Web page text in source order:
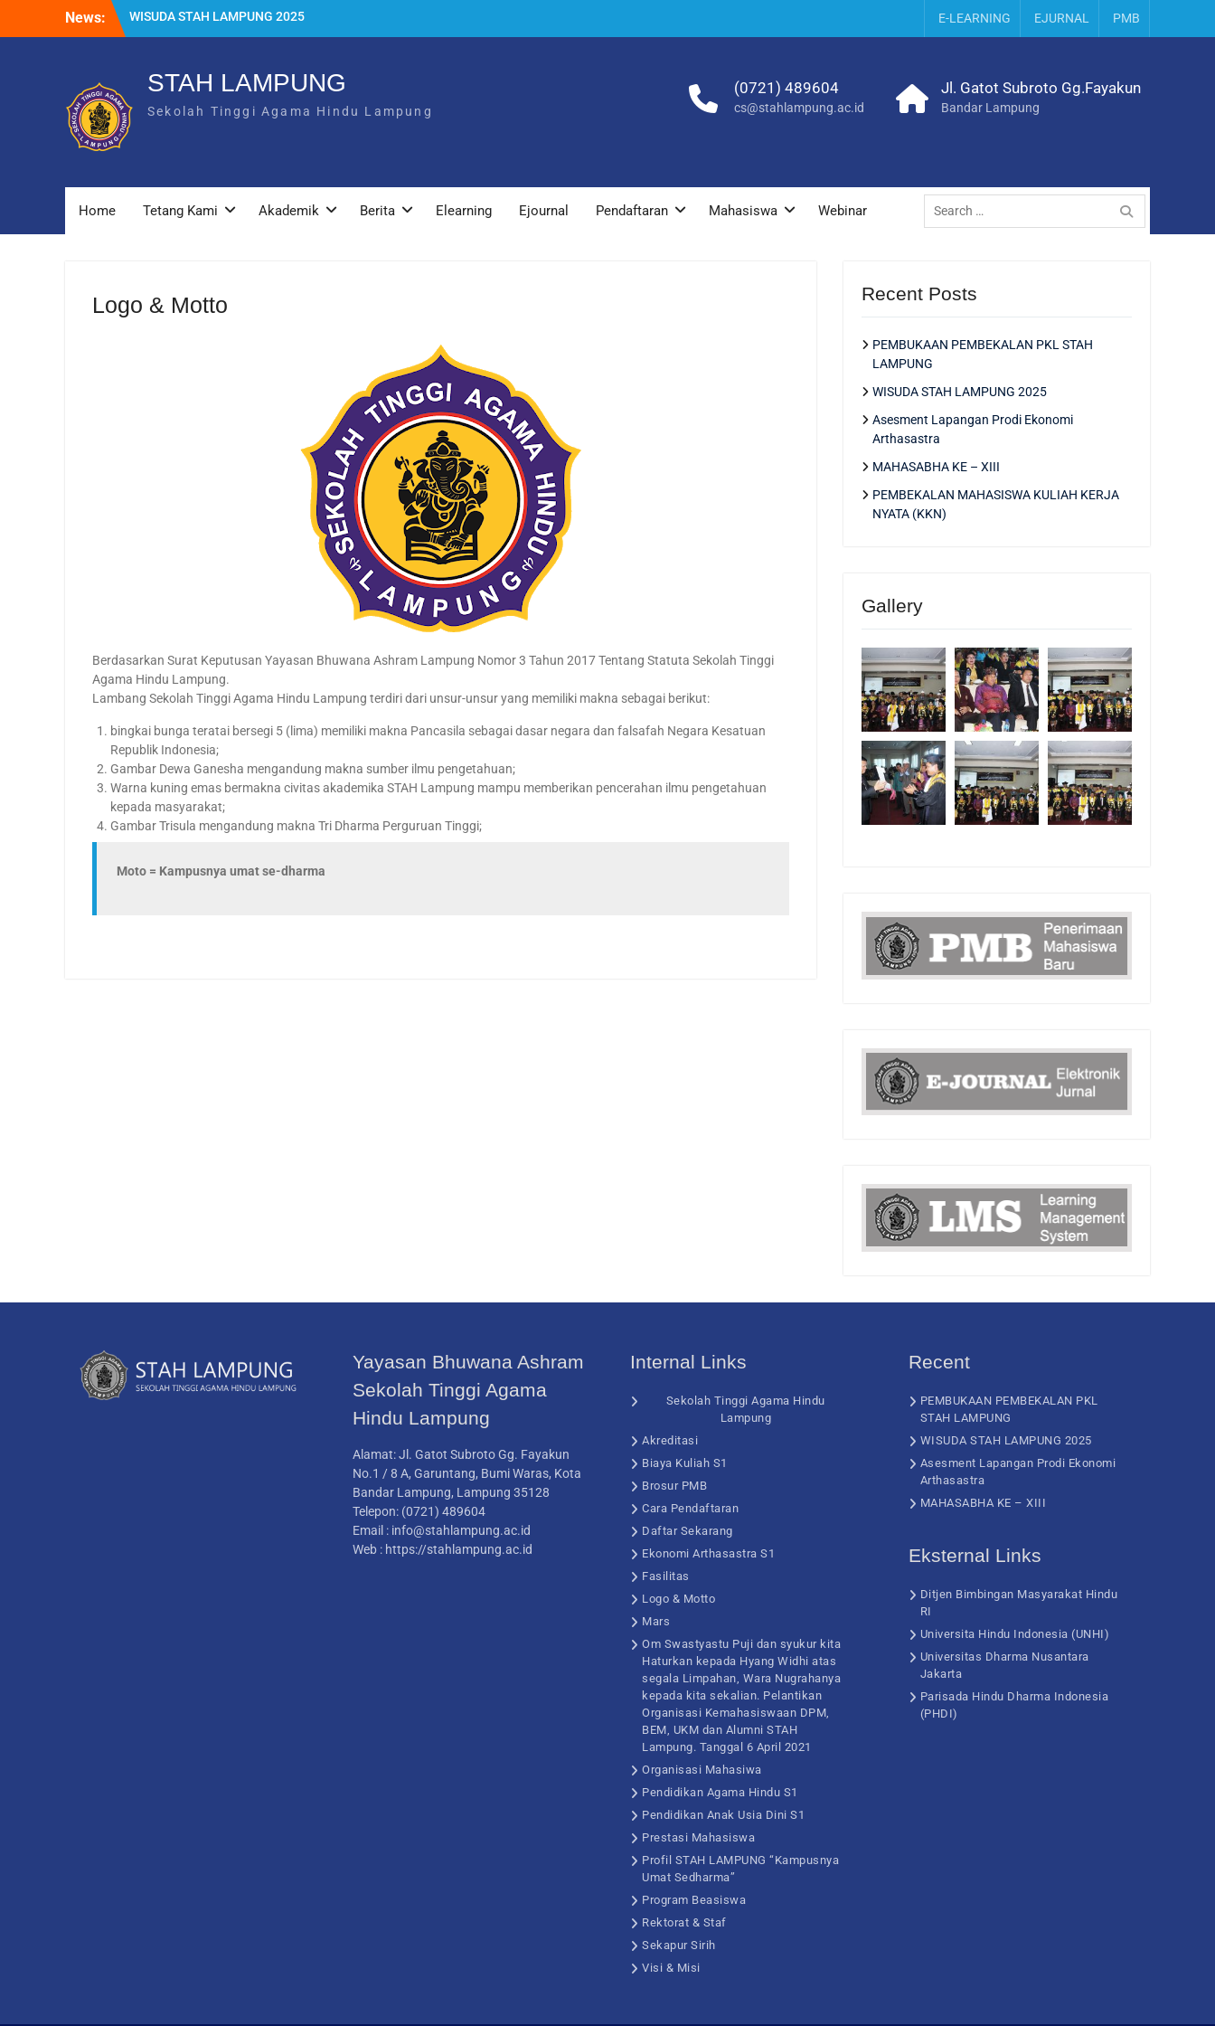
News:
Asesment Lapangan Prodi Ekonomi
Arthasastra
LAMPUNG
E-LEARNING EJURNAL PMB
STAH LAMPUNG
Sekolah Tinggi Agama Hindu Lampung
(0721) 489604
cs@stahlampung.ac.id
Jl. Gatot Subroto Gg.Fayakun
Bandar Lampung
Home Tetang Kami Akademik Berita Elearning Ejournal Pendaftaran Mahasiswa Webinar
Search
for:
Logo & Motto
Berdasarkan Surat Keputusan Yayasan Bhuwana Ashram Lampung Nomor 3 Tahun 2017 Tentang Statuta Sekolah Tinggi
Agama Hindu Lampung.
Lambang Sekolah Tinggi Agama Hindu Lampung terdiri dari unsur-unsur yang memiliki makna sebagai berikut:
bingkai bunga teratai bersegi 5 (lima) memiliki makna Pancasila sebagai dasar negara dan falsafah Negara Kesatuan
Republik Indonesia;
Gambar Dewa Ganesha mengandung makna sumber ilmu pengetahuan;
Warna kuning emas bermakna civitas akademika STAH Lampung mampu memberikan pencerahan ilmu pengetahuan
kepada masyarakat;
Gambar Trisula mengandung makna Tri Dharma Perguruan Tinggi;
Moto = Kampusnya umat se-dharma
Recent Posts
PEMBUKAAN PEMBEKALAN PKL STAH
LAMPUNG
WISUDA STAH LAMPUNG 2025
Asesment Lapangan Prodi Ekonomi
Arthasastra
MAHASABHA KE – XIII
PEMBEKALAN MAHASISWA KULIAH KERJA
NYATA (KKN)
Gallery
Yayasan Bhuwana Ashram
Sekolah Tinggi Agama
Hindu Lampung
Alamat:Jl. Gatot Subroto Gg. Fayakun
No.1 / 8 A, Garuntang, Bumi Waras, Kota
Bandar Lampung, Lampung 35128
Telepon: (0721) 489604
Email : info@stahlampung.ac.id
Web : https://stahlampung.ac.id
Internal Links
Sekolah Tinggi Agama Hindu
Lampung
Akreditasi
Biaya Kuliah S1
Brosur PMB
Cara Pendaftaran
Daftar Sekarang
Ekonomi Arthasastra S1
Fasilitas
Logo & Motto
Mars
Om Swastyastu Puji dan syukur kita
Haturkan kepada Hyang Widhi atas
segala Limpahan, Wara Nugrahanya
kepada kita sekalian. Pelantikan
Organisasi Kemahasiswaan DPM,
BEM, UKM dan Alumni STAH
Lampung. Tanggal 6 April 2021
Organisasi Mahasiwa
Pendidikan Agama Hindu S1
Pendidikan Anak Usia Dini S1
Prestasi Mahasiswa
Profil STAH LAMPUNG “Kampusnya
Umat Sedharma”
Program Beasiswa
Rektorat & Staf
Sekapur Sirih
Visi & Misi
Recent
PEMBUKAAN PEMBEKALAN PKL
STAH LAMPUNG
WISUDA STAH LAMPUNG 2025
Asesment Lapangan Prodi Ekonomi
Arthasastra
MAHASABHA KE – XIII
Eksternal Links
Ditjen Bimbingan Masyarakat Hindu
RI
Universita Hindu Indonesia (UNHI)
Universitas Dharma Nusantara
Jakarta
Parisada Hindu Dharma Indonesia
(PHDI)